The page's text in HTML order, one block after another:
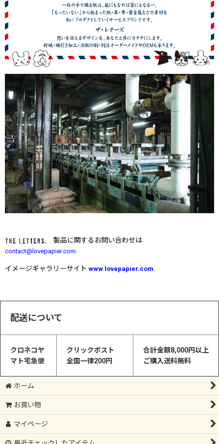
製品に関するお問い合わせは
contact@lovepapier.com
イメージギャラリーサイト www.lovepapier.com
配送について
クロネコヤ
マト宅急便
クリックポスト
全国一律200円
合計金額8,000円以上
ご購入送料無料
ホーム
お買い物
マイページ